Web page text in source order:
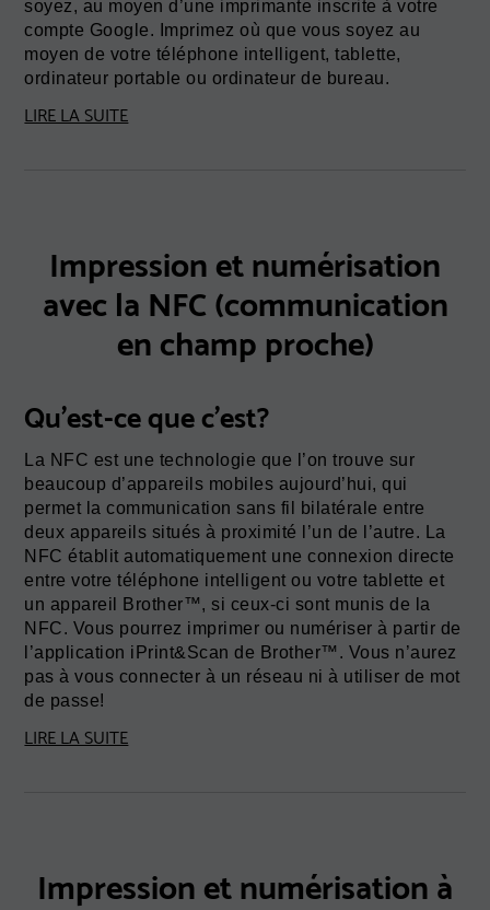
soyez, au moyen d’une imprimante inscrite à votre
compte Google. Imprimez où que vous soyez au
moyen de votre téléphone intelligent, tablette,
ordinateur portable ou ordinateur de bureau.
LIRE LA SUITE
Impression et numérisation
avec la NFC (communication
en champ proche)
Qu'est-ce que c'est?
La NFC est une technologie que l’on trouve sur
beaucoup d’appareils mobiles aujourd’hui, qui
permet la communication sans fil bilatérale entre
deux appareils situés à proximité l’un de l’autre. La
NFC établit automatiquement une connexion directe
entre votre téléphone intelligent ou votre tablette et
un appareil Brother™, si ceux-ci sont munis de la
NFC. Vous pourrez imprimer ou numériser à partir de
l’application iPrint&Scan de Brother™. Vous n’aurez
pas à vous connecter à un réseau ni à utiliser de mot
de passe!
LIRE LA SUITE
Impression et numérisation à